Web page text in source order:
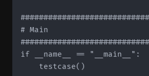
# Main
if __name__ == "__main__":